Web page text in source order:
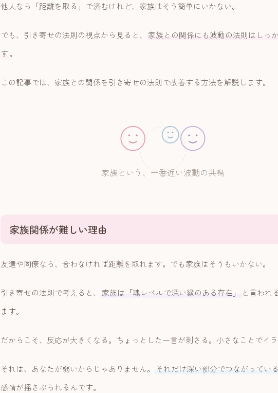
他人なら「距離を取る」で済むけれど、家族はそう簡単にいかない。
でも、引き寄せの法則の視点から見ると、
家族との関係にも波動の法則はしっ
す。
この記事では、家族との関係を引き寄せの法則で改善する方法を解説します。
家族という、一番近い波動の共鳴
家族関係が難しい理由
友達や同僚なら、合わなければ距離を取れます。でも家族はそうもいかない。
引き寄せの法則で考えると、 家族は「魂レベルで深い縁のある存在」
と言われ
ます。
だからこそ、反応が大きくなる。ちょっとした一言が刺さる。小さなことでイラ
それは、あなたが弱いからじゃありません。 それだけ深い部分でつながっている
感情が揺さぶられるんです。